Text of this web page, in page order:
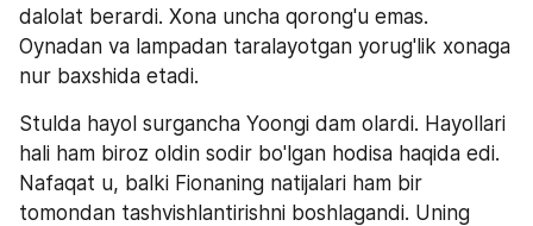
dalolat berardi. Xona uncha qorong'u emas.
Oynadan va lampadan taralayotgan yorug'lik xonaga
nur baxshida etadi.
Stulda hayol surgancha Yoongi dam olardi. Hayollari
hali ham biroz oldin sodir bo'lgan hodisa haqida edi.
Nafaqat u, balki Fionaning natijalari ham bir
tomondan tashvishlantirishni boshlagandi. Uning